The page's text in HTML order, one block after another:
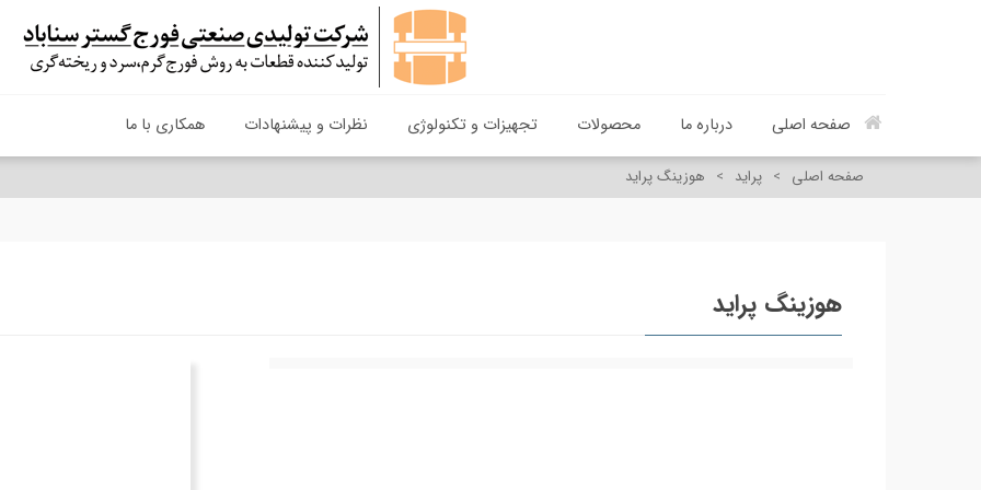
صفحه اصلی درباره ما محصولات تجهیزات و تکنولوژی نظرات و پیشنهادات همکاری با ما
صفحه اصلی > پراید > هوزینگ پراید
هوزینگ پراید